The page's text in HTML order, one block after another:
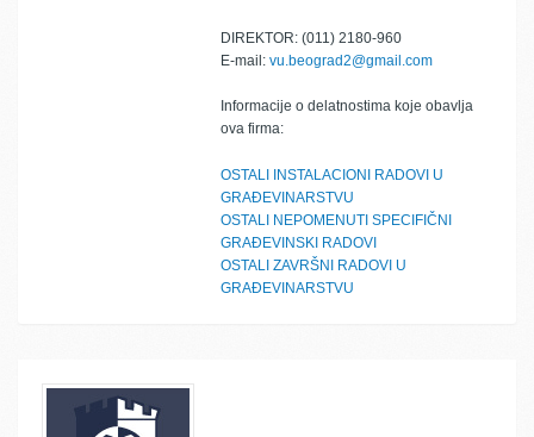
DIREKTOR: (011) 2180-960
E-mail: vu.beograd2@gmail.com
Informacije o delatnostima koje obavlja
ova firma:
OSTALI INSTALACIONI RADOVI U
GRAĐEVINARSTVU
OSTALI NEPOMENUTI SPECIFIČNI
GRAĐEVINSKI RADOVI
OSTALI ZAVRŠNI RADOVI U
GRAĐEVINARSTVU